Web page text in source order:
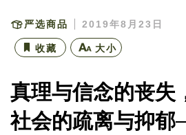
严选商品 2019年8月23日
收藏 大小
真理与信念的丧失
社会的疏离与抑郁